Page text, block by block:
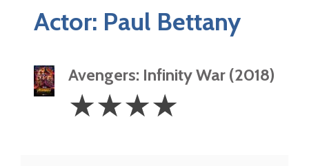
Actor: Paul Bettany
Avengers: Infinity War (2018)
Stars
☆☆☆☆